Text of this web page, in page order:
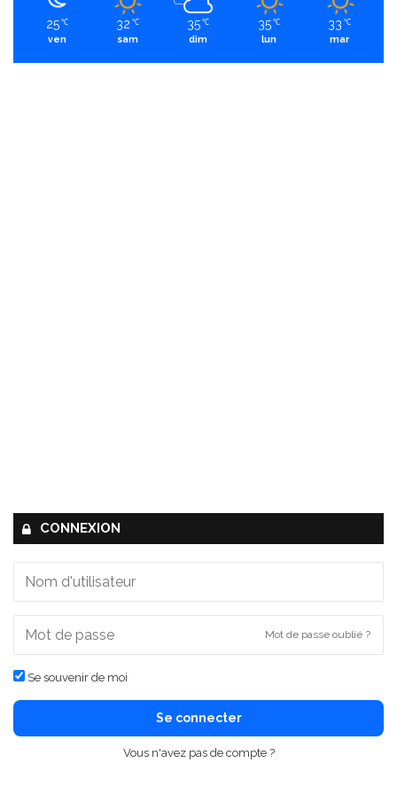
25 ℃
ven
32 ℃
sam
35 ℃
dim
35 ℃
lun
33 ℃
mar
CONNEXION
Mot de passe oublié ?
Se souvenir de moi
Se connecter
Vous n'avez pas de compte ?